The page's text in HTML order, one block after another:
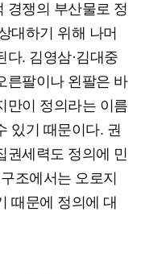
경쟁의 부산물로 정
대하기 위해 나머
다. 김영삼·김대중
른팔이나 왼팔은 바
만이 정의라는 이름
있기 때문이다. 권
권세력도 정의에 민
조에서는 오로지
때문에 정의에 대